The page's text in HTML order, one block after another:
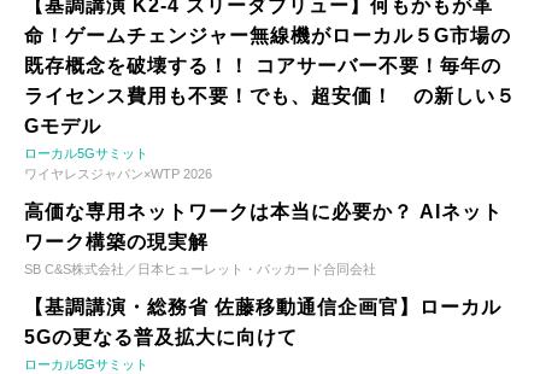
【基調講演 K2-4 スリーダブリュー】何もかもが革
命！ゲームチェンジャー無線機がローカル５G市場の
既存概念を破壊する！！ コアサーバー不要！毎年の
ライセンス費用も不要！でも、超安価！ の新しい５
Gモデル
ローカル5Gサミット
ワイヤレスジャパン×WTP 2026
高価な専用ネットワークは本当に必要か？ AIネット
ワーク構築の現実解
SB C&S株式会社／日本ヒューレット・パッカード合同会社
【基調講演・総務省 佐藤移動通信企画官】ローカル
5Gの更なる普及拡大に向けて
ローカル5Gサミット